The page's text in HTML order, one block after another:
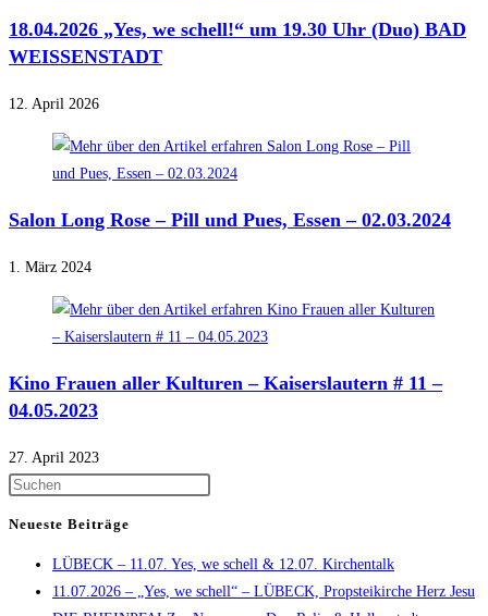
18.04.2026 „Yes, we schell!“ um 19.30 Uhr (Duo) BAD
WEISSENSTADT
12. April 2026
Salon Long Rose – Pill und Pues, Essen – 02.03.2024
1. März 2024
Kino Frauen aller Kulturen – Kaiserslautern # 11 –
04.05.2023
27. April 2023
close
the
Neueste Beiträge
LÜBECK – 11.07. Yes, we schell & 12.07. Kirchentalk
11.07.2026 – „Yes, we schell“ – LÜBECK, Propsteikirche Herz Jesu